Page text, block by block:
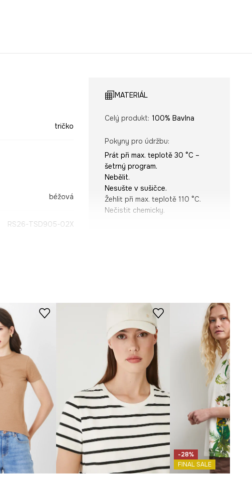
tričko
béžová
RS26-TSD905-02X
MATERIÁL
Celý produkt: 100% Bavlna
Pokyny pro údržbu:
Prát při max. teplotě 30 °C –
šetrný program.
Nebělit.
Nesušte v sušičce.
Žehlit při max. teplotě 110 °C.
Nečistit chemicky.
Střih: Oversize
ROZMĚRY
Míry uvedené pro velikost
S.
Šířka podpaží
54 cm
Modelka na fotografii je vysoká
177 cm a má na sebe velikost S
Prohlédněte si rozměry
produktu
-28%
FINAL SALE